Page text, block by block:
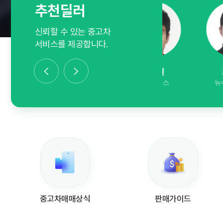
추천딜러
신뢰할 수 있는 중고차
서비스를 제공합니다.
원찬연
원오토모빌 뉴수성모터스
중고차매매상식 판매가이드